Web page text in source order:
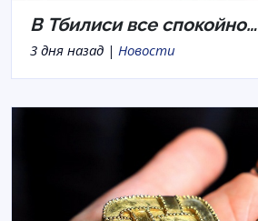
В Тбилиси все спокойно…
3 дня назад | Новости